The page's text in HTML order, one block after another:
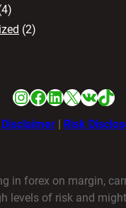
(2)
Instagram
Facebook
LinkedIn
X VK
Disclaimer | Risk
in forex on margin,
levels of risk and